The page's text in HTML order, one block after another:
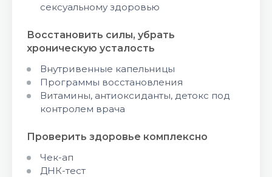
сексуальному здоровью
Восстановить силы, убрать
хроническую усталость
Внутривенные капельницы
Программы восстановления
Витамины, антиоксиданты, детокс под
контролем врача
Проверить здоровье комплексно
Чек-ап
ДНК-тест